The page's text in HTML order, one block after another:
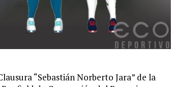
“Sebastián Norberto Jara” de la